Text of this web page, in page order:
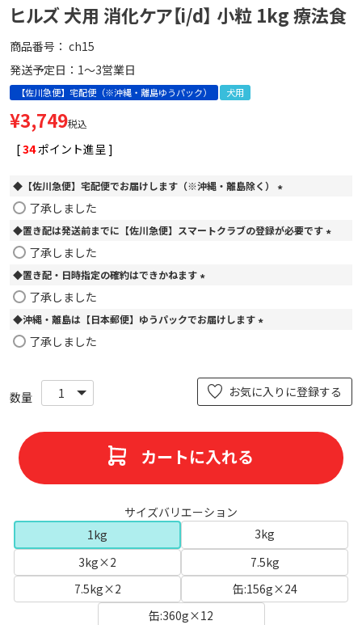
ヒルズ 犬用 消化ケア【i/d】 小粒 1kg 療法食
商品番号
ch15
発送予定日：1～3営業日
【佐川急便】宅配便（※沖縄・離島ゆうパック） 犬用
¥3,749税込
[34ポイント進呈 ]
◆【佐川急便】宅配便でお届けします（※沖縄・離島除く）
須
了承しました
◆置き配は発送前までに【佐川急便】スマートクラブの登録が必要です
了承しました
◆置き配・日時指定の確約はできかねます
須
了承しました
◆沖縄・離島は【日本郵便】ゆうパックでお届けします
)
了承しました
お気に入りに登録する
カートに入れる
サイズバリエーション
1kg
3kg
3kg×2
7.5kg
7.5kg×2
缶:156g×24
缶:360g×12